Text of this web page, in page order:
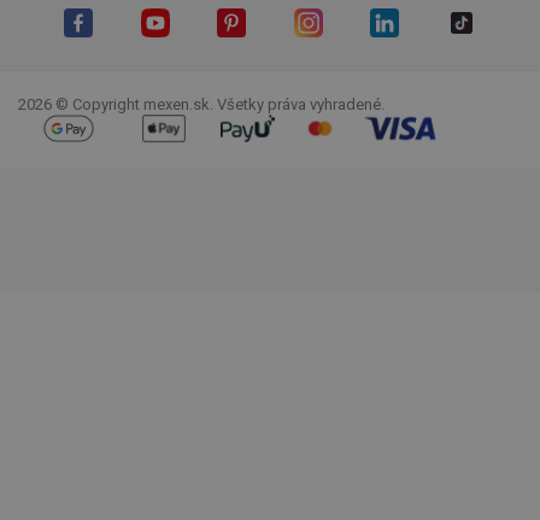
2026 © Copyright mexen.sk. Všetky práva vyhradené.